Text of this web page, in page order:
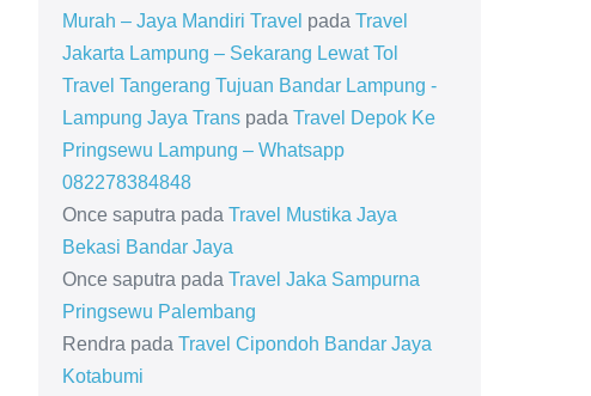
Murah – Jaya Mandiri Travel pada Travel
Jakarta Lampung – Sekarang Lewat Tol
Travel Tangerang Tujuan Bandar Lampung -
Lampung Jaya Transpada Travel Depok Ke
Pringsewu Lampung – Whatsapp
082278384848
Once saputra pada Travel Mustika Jaya
Bekasi Bandar Jaya
Once saputra pada Travel Jaka Sampurna
Pringsewu Palembang
Rendra pada Travel Cipondoh Bandar Jaya
Kotabumi